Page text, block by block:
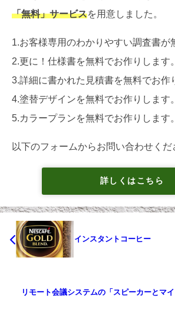
「無料」サービスを用意しました。
1.お客様専用のわかりやすい調査書が
2.更に！仕様書を無料でお作りします。
3.詳細に書かれた見積書を無料でお作
4.塗替デザインを無料でお作りします。
5.カラープランを無料でお作りします。
以下のフォームからお問い合わせくだ
詳しくはこちら
インスタントコーヒー
リモート会議システムの「スピーカーとマイ